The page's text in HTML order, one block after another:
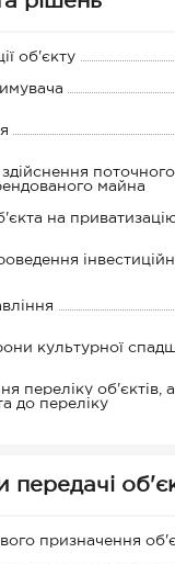
об'єкту
майна
на
культурної
переліку об'єктів,
до переліку
передачі
призначення